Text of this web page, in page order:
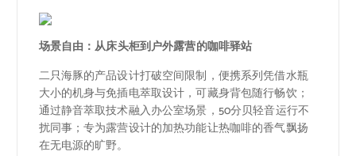
场景自由 ：从床头柜到户外露营的咖啡驿站
二只海豚的产品设计打破空间限制，便携系列凭借水瓶
大小的机身与免插电萃取设计，可藏身背包随行畅饮；
通过静音萃取技术融入办公室场景，50分贝轻音运行不
扰同事；专为露营设计的加热功能让热咖啡的香气飘扬
在无电源的旷野。